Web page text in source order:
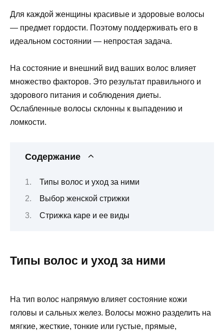
Для каждой женщины красивые и здоровые волосы
— предмет гордости. Поэтому поддерживать его в
идеальном состоянии — непростая задача.
На состояние и внешний вид ваших волос влияет
множество факторов. Это результат правильного и
здорового питания и соблюдения диеты.
Ослабленные волосы склонны к выпадению и
ломкости.
Содержание
Типы волос и уход за ними
Выбор женской стрижки
Стрижка каре и ее виды
Типы волос и уход за ними
На тип волос напрямую влияет состояние кожи
головы и сальных желез. Волосы можно разделить на
мягкие, жесткие, тонкие или густые, прямые,